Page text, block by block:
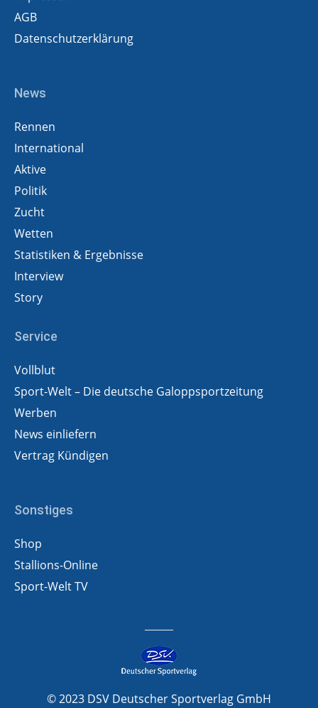
AGB
Datenschutzerklärung
News
Rennen
International
Aktive
Politik
Zucht
Wetten
Statistiken & Ergebnisse
Interview
Story
Service
Vollblut
Sport-Welt – Die deutsche Galoppsportzeitung
Werben
News einliefern
Vertrag Kündigen
Sonstiges
Shop
Stallions-Online
Sport-Welt TV
© 2023 DSV Deutscher Sportverlag GmbH